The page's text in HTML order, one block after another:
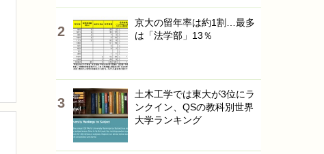
京大の留年率は約1割…最多
は「法学部」13％
土木工学では東大が3位にラ
ンクイン、QSの教科別世界
大学ランキング